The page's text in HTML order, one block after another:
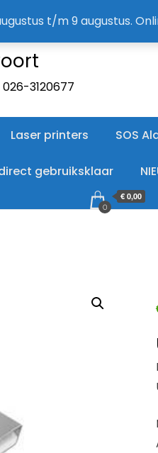
t/m 9 augustus.
3120677
Laser printers SOS
gebruiksklaar
0
€ 0,00